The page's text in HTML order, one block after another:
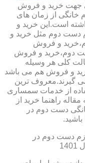
جهت خرید و فروش
خانگی از زمان های
است.این خرید و
دست دوم مثل خرید و
و فروش
دوم،خرید و فروش
کلی هر وسیله
و فروش هم می باشد
گیرند.معروف ترین
از خدمات سمساری
راهنما خرید از
لوازم خانگی دست دوم در
دست دوم در